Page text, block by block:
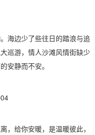
海边少了些往日的踏浪与追
巡游，情人沙滩风情街缺少
安静而不安。
，给你安暖，是温暖彼此，